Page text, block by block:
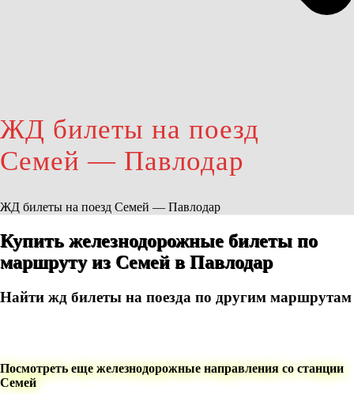
ЖД билеты на поезд
Семей — Павлодар
ЖД билеты на поезд Семей — Павлодар
Купить железнодорожные билеты по
маршруту из Семей в Павлодар
Найти жд билеты на поезда по другим маршрутам
Посмотреть еще железнодорожные направления со станции
Семей